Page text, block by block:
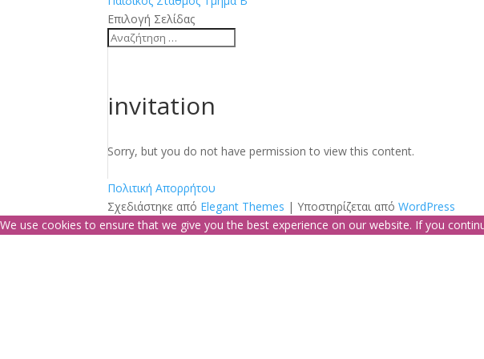
Επιλογή Σελίδας
invitation
Sorry, but you do not have permission to view this content.
Πολιτική Απορρήτου
Σχεδιάστηκε από Elegant Themes | Υποστηρίζεται απόWordPress
We use cookies to ensure that we give you the best experience on our website. If you